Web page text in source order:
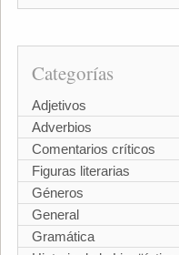
Categorías
Adjetivos
Adverbios
Comentarios críticos
Figuras literarias
Géneros
General
Gramática